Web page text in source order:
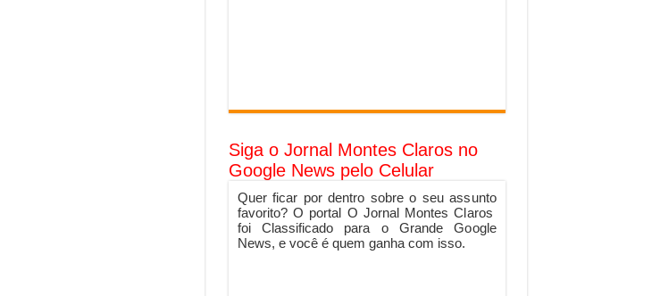
Siga o Jornal Montes Claros no
Google News pelo Celular
Quer ficar por dentro sobre o seu assunto
favorito? O portal O Jornal Montes Claros
foi Classificado para o Grande Google
News, e você é quem ganha com isso.